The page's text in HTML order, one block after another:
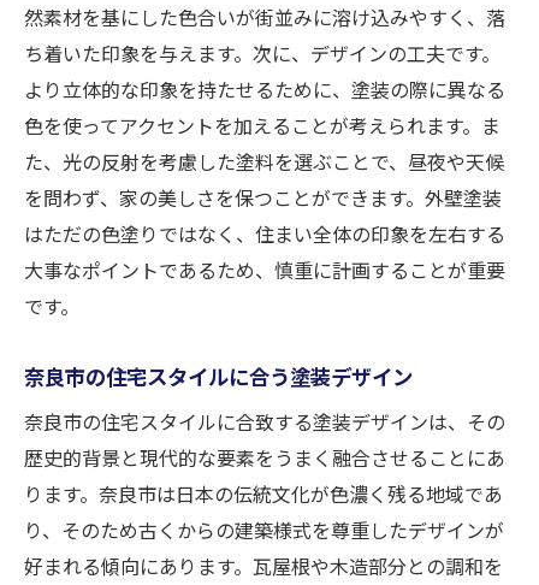
然素材を基にした色合いが街並みに溶け込みやすく、落
ち着いた印象を与えます。次に、デザインの工夫です。
より立体的な印象を持たせるために、塗装の際に異なる
色を使ってアクセントを加えることが考えられます。ま
た、光の反射を考慮した塗料を選ぶことで、昼夜や天候
を問わず、家の美しさを保つことができます。外壁塗装
はただの色塗りではなく、住まい全体の印象を左右する
大事なポイントであるため、慎重に計画することが重要
です。
奈良市の住宅スタイルに合う塗装デザイン
奈良市の住宅スタイルに合致する塗装デザインは、その
歴史的背景と現代的な要素をうまく融合させることにあ
ります。奈良市は日本の伝統文化が色濃く残る地域であ
り、そのため古くからの建築様式を尊重したデザインが
好まれる傾向にあります。瓦屋根や木造部分との調和を